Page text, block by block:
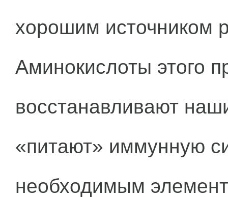
хорошим источником
Аминокислоты этого
восстанавливают
«питают» иммунную
необходимым